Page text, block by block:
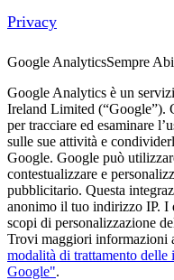
Privacy
Google AnalyticsSempre
Google Analytics è un
Ireland Limited (“Google”).
per tracciare ed esaminare
sulle sue attività e
Google. Google può
contestualizzare e
pubblicitario. Questa
anonimo il tuo indirizzo IP.
scopi di personalizzazione
Trovi maggiori informazioni
modalità di trattamento
Google".